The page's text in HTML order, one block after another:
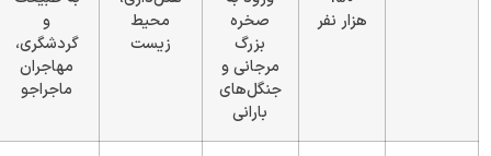
هزار نفر
صخره
بزرگ
مرجانی و
جنگل‌های
بارانی
محیط
زیست
و
گردشگری،
مهاجران
ماجراجو